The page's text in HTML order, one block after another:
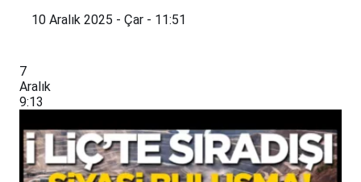
10 Aralık 2025 - Çar - 11:51
7
Aralık
9:13